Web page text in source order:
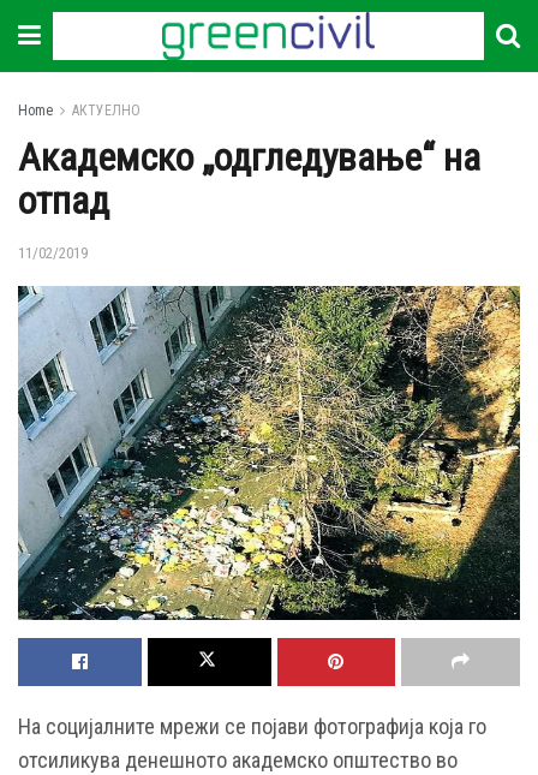
Home АКТУЕЛНО
Академско „одгледување“ на
отпад
11/02/2019
На социјалните мрежи се појави фотографија која го
отсиликува денешното академско општество во